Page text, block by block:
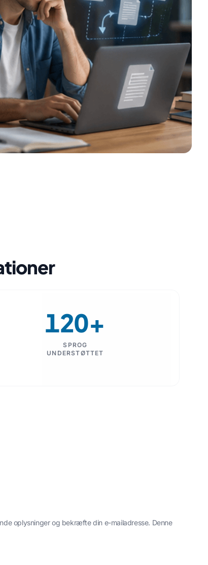
120+
SPROG
UNDERSTØTTET
oplysninger og bekræfte din e-mailadresse. Denne